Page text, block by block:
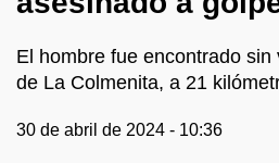
El hombre fue encontrado
de La Colmenita, a 21
30 de abril de 2024 - 10:36